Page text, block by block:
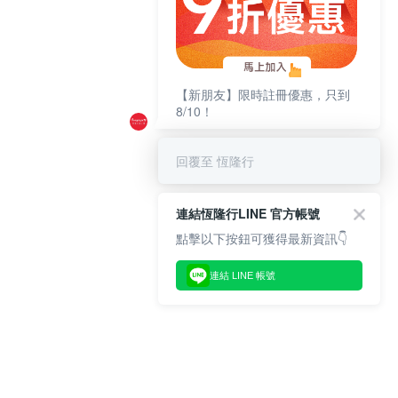
【新朋友】限時註冊優惠，只到
8/10！
回覆至 恆隆行
連結恆隆行LINE 官方帳號
點擊以下按鈕可獲得最新資訊👇
連結 LINE 帳號